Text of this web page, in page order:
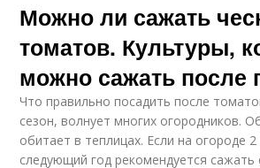
Можно ли сажать
томатов. Культуры,
можно сажать после
Что правильно посадить после
сезон, волнует многих огородников.
обитает в теплицах. Если на огороде
следующий год рекомендуется сажать